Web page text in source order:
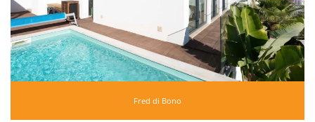
Fred di Bono